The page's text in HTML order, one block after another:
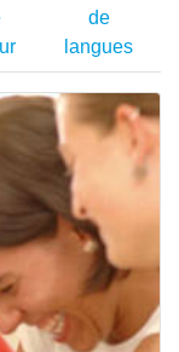
de
langues